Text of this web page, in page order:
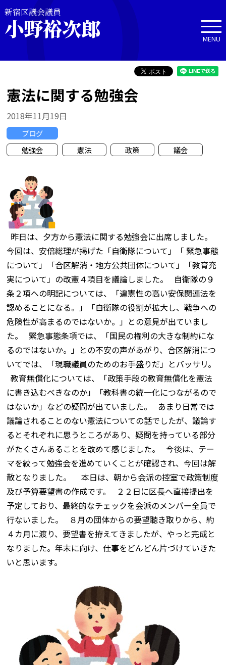
新宿区議会議員
小野裕次郎 MENU
憲法に関する勉強会
2018年11月19日
ブログ
勉強会
憲法 政策 議会
昨日は、夕方から憲法に関する勉強会に出席しました。
今回は、安倍総理が掲げた「自衛隊について」「 緊急事態
について」「合区解消・地方公共団体について」「教育充
実について」の改憲４項目を議論しました。 自衛隊の９
条２項への明記については、「違憲性の高い安保関連法を
認めることになる。」「自衛隊の役割が拡大し、戦争への
危険性が高まるのではないか。」との意見が出ていまし
た。 緊急事態条項では、「国民の権利の大きな制約にな
るのではないか。」との不安の声があがり、合区解消につ
いてでは、「現職議員のためのお手盛りだ」とバッサリ。
教育無償化については、「政策手段の教育無償化を憲法
に書き込むべきなのか」「教科書の統一化につながるので
はないか」などの疑問が出ていました。 あまり日常では
議論されることのない憲法についての話でしたが、議論す
るとそれぞれに思うところがあり、疑問を持っている部分
がたくさんあることを改めて感じました。 今後は、テー
マを絞って勉強会を進めていくことが確認され、今回は解
散となりました。 本日は、朝から会派の控室で政策制度
及び予算要望書の作成です。 ２２日に区長へ直接提出を
予定しており、最終的なチェックを会派のメンバー全員で
行ないました。 ８月の団体からの要望聴き取りから、約
４カ月に渡り、要望書を拵えてきましたが、やっと完成と
なりました。年末に向け、仕事をどんどん片づけていきた
いと思います。